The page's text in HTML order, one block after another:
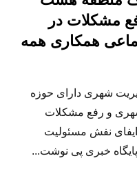
مشکلات در
همکاری همه
مدیریت شهری دارای حوزه
و رفع مشکلات
ایفای نفش مسئولیت
خبری پی نوشت...